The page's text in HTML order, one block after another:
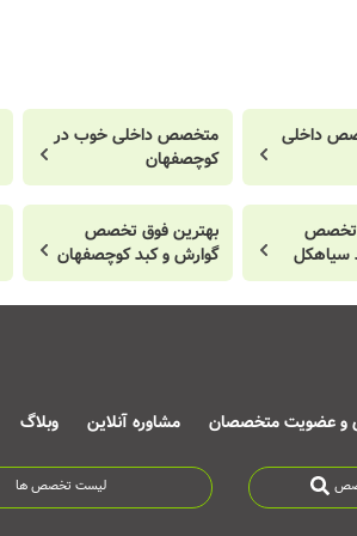
داخلی
متخصص داخلی خوب در
کوچصفهان
تخصص
سیاهکل
بهترین فوق تخصص
گوارش و کبد کوچصفهان
و عضویت متخصصان مشاوره آنلاین وبلاگ
لیست تخصص ها